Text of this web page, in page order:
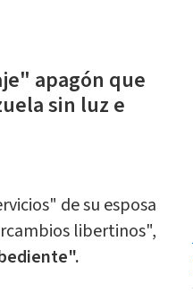
apagón que
sin luz e
de su esposa
libertinos",